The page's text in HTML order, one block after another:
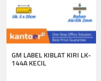
GM LABEL KIBLAT KIRI LK-
144A KECIL